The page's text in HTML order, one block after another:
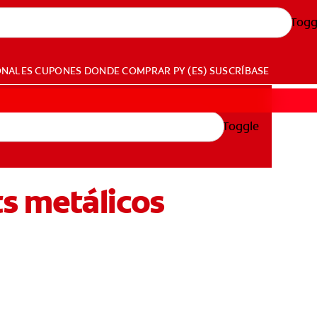
CUPONES DONDE COMPRAR PY (ES) SUSCRÍBASE
Toggle
metálicos